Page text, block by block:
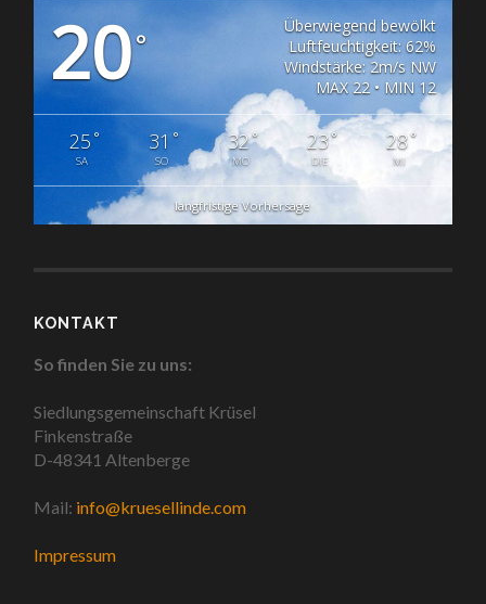
20°
Überwiegend bewölkt
Luftfeuchtigkeit: 62%
Windstärke: 2m/s NW
MAX 22 • MIN 12
25°
SA
31 °
SO
32°
MO
23°
DIE
28°
MI
langfristige Vorhersage
KONTAKT
So finden Sie zu uns:
Siedlungsgemeinschaft Krüsel
Finkenstraße
D-48341 Altenberge
Mail: info@kruesellinde.com
Impressum